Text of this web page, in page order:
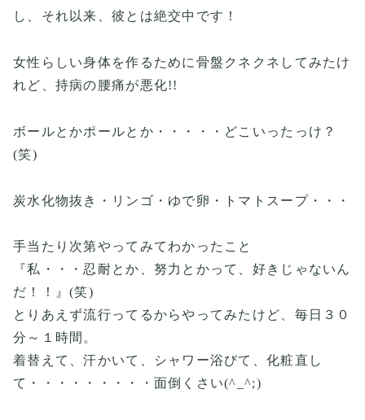
し、それ以来、彼とは絶交中です！
女性らしい身体を作るために骨盤クネクネしてみたけ
れど、持病の腰痛が悪化!!
ボールとかポールとか・・・・・どこいったっけ？
(笑)
炭水化物抜き・リンゴ・ゆで卵・トマトスープ・・・
手当たり次第やってみてわかったこと
『私・・・忍耐とか、努力とかって、好きじゃないん
だ！！』(笑)
とりあえず流行ってるからやってみたけど、毎日３０
分～１時間。
着替えて、汗かいて、シャワー浴びて、化粧直し
て・・・・・・・・・面倒くさい(^_^;)